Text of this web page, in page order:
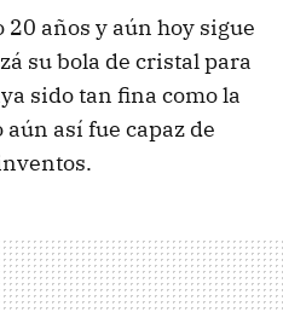
20 años y aún hoy sigue
su bola de cristal para
sido tan fina como la
aún así fue capaz de